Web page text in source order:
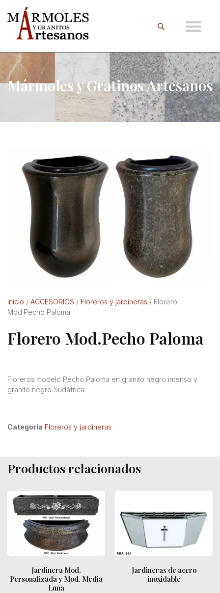
Mármoles y Gratinos Artesanos
Inicio / ACCESORIOS / Floreros y jardineras / Florero
Mod.Pecho Paloma
Florero Mod.Pecho Paloma
Floreros modelo Pecho Paloma en granito negro intenso y
granito negro Sudáfrica.
Categoría Floreros y jardineras
Productos relacionados
Jardinera Mod.
Personalizada y Mod. Media
Luna
Jardineras de acero
inoxidable